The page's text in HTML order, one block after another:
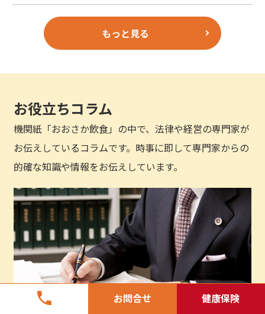
phone お問合せ 健康保険
もっと見る
お役立ちコラム
機関紙「おおさか飲食」の中で、法律や経営の専門家が
お伝えしているコラムです。時事に即して専門家からの
的確な知識や情報をお伝えしています。